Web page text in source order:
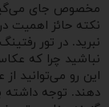
مخصوص جای
نکته حائز اهمیت
نبرید. در تور
نباشید چرا که
این رو می‌توانید
دهند. توجه داشته